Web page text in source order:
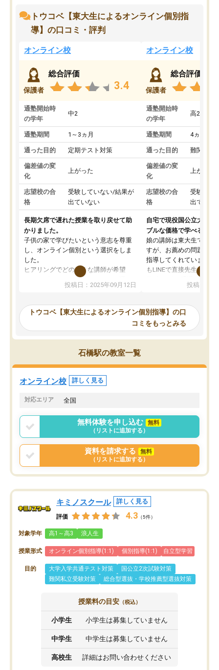
トウコベ【東大生によるオンライン個別指
導】の口コミ・評判
オンライン校
保護者
総合評価
3.4
通塾開始時
の学年
中2
通塾期間 1～3ヵ月
通った目的 定期テスト対策
偏差値の変
化
上がった
志望校の合
格
受験していない/結果が
出ていない
長期欠席で遅れた授業を取り戻せて助
かりました。
子供の家で学びたいという意志を尊重
し、オンライン個別という選択をしま
した。
ヒアリングでどのような講師が希望
か、オプションは付帯するかなど選ぶ
事が出来ました。
ーティングを行い、その講師で良いか
見てから講師を決定する事ができま
す。
うちの子は、初回面談の講師の方で決
オンラインツールを使用した単語帳の
共有があり宿題もそちらで出される形
でした。
言う事で講師変更の申し出があり、あ
まりに短期での変更だった為、塾に通
う事にして退会しました。遅れも取り
戻せ、授業内容や講師の方は良かった
と思います。
投稿日：2025年09月12日
オンライン校
保護者
総合評価
通塾開始時
の学年
高2
通塾期間 4ヵ月～1
通った目的 難関私立
偏差値の変
化
上がった
志望校の合
格
受験して
出ていな
自宅で現役国公立大学生
ブルな価格で学べる
娘の講師は東大生では無
すが、お薦めの問題集や
指導してくれています。
もLINEで直接先生に質問
めれるので、個人に合
いなのがあり(有料)、受
ことをどんなスケジュー
くか相談したのですが、
ち期待したものではなく
くなってきたようなので
投稿日：
トウコベ【東大生によるオンライン個別指導】の口
コミをもっとみる
石橋駅の教室一覧
オンライン校 詳しく見る
対応エリア 全国
無料体験を申し込む
無料
（リストに追加する）
資料を請求する
無料
（リストに追加する）
キミノスクール 詳しく見る
評価 4.3 （5件）
対象学年 高1～高3 浪人生
授業形式 オンライン個別指導(1:1) 個別指導(1:1) 自立型学習
目的 大学入学共通テスト対策
国公立2次試験対策
難関私立受験対策
総合型選抜・学校推薦型選抜対策
授業料の目安 （税込）
小学生 小学生は募集していません
中学生 中学生は募集していません
高校生 詳細はお問い合わせください